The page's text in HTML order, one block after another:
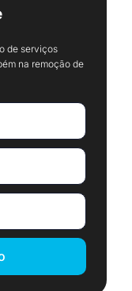
de serviços
na remoção de